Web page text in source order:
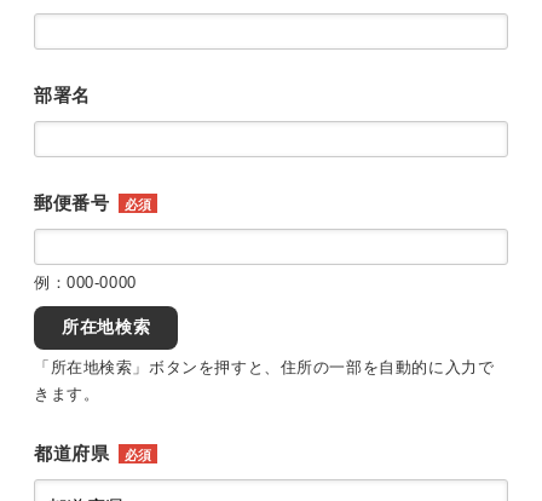
部署名
郵便番号 必須
例：000-0000
所在地検索
「所在地検索」ボタンを押すと、住所の一部を自動的に入力で
きます。
都道府県 必須